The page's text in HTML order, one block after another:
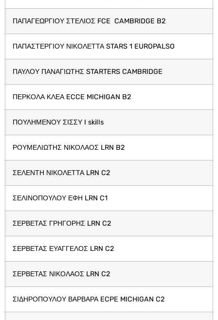
ΠΑΠΑΓΕΩΡΓΙΟΥ ΣΤΕΛΙΟΣ FCE CAMBRIDGE B2
ΠΑΠΑΣΤΕΡΓΙΟΥ ΝΙΚΟΛΕΤΤΑ STARS 1 EUROPALSO
ΠΑΥΛΟΥ ΠΑΝΑΓΙΩΤΗΣ STARTERS CAMBRIDGE
ΠΕΡΚΟΛΑ ΚΛΕΑ ECCE MICHIGAN B2
ΠΟΥΛΗΜΕΝΟΥ ΣΙΣΣΥ I skills
ΡΟΥΜΕΛΙΩΤΗΣ ΝΙΚΟΛΑΟΣ LRN B2
ΣΕΛΕΝΤΗ ΝΙΚΟΛΕΤΤΑ LRN C2
ΣΕΛΙΝΟΠΟΥΛΟΥ ΕΦΗ LRN C1
ΣΕΡΒΕΤΑΣ ΓΡΗΓΟΡΗΣ LRN C2
ΣΕΡΒΕΤΑΣ ΕΥΑΓΓΕΛΟΣ LRN C2
ΣΕΡΒΕΤΑΣ ΝΙΚΟΛΑΟΣ LRN C2
ΣΙΔΗΡΟΠΟΥΛΟΥ ΒΑΡΒΑΡΑ ECPE MICHIGAN C2